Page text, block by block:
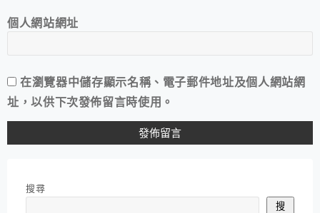
個人網站網址
在瀏覽器中儲存顯示名稱、電子郵件地址及個人網站網
址，以供下次發佈留言時使用。
搜尋
搜